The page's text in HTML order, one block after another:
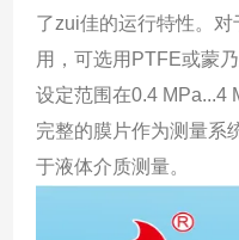
了zui佳的运行特性。
用，可选用PTFE或蒙
设定范围在0.4 MPa...4
完整的膜片作为测量系
于液体介质测量。